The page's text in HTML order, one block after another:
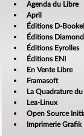
Agenda du Libre
April
Éditions D-
Éditions Diamond
Éditions Eyrolles
Éditions ENI
En Vente Libre
Framasoft
La Quadrature
Lea-Linux
Open Source
Imprimerie Grafik